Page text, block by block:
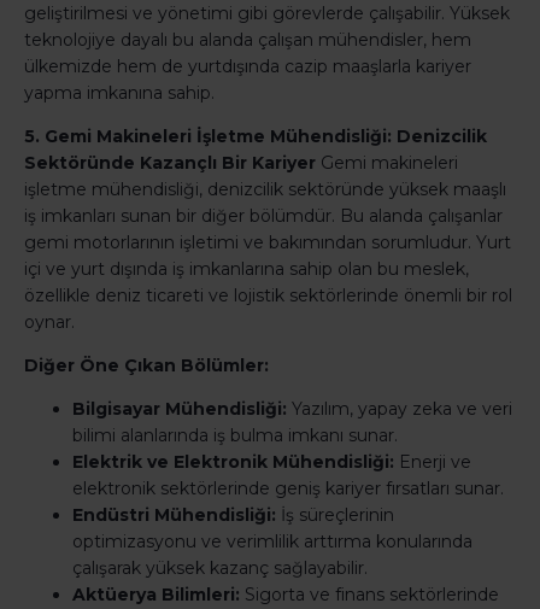
geliştirilmesi ve yönetimi gibi görevlerde çalışabilir. Yüksek
teknolojiye dayalı bu alanda çalışan mühendisler, hem
ülkemizde hem de yurtdışında cazip maaşlarla kariyer
yapma imkanına sahip.
5. Gemi Makineleri İşletme Mühendisliği: Denizcilik
Sektöründe Kazançlı Bir Kariyer Gemi makineleri
işletme mühendisliği, denizcilik sektöründe yüksek maaşlı
iş imkanları sunan bir diğer bölümdür. Bu alanda çalışanlar
gemi motorlarının işletimi ve bakımından sorumludur. Yurt
içi ve yurt dışında iş imkanlarına sahip olan bu meslek,
özellikle deniz ticareti ve lojistik sektörlerinde önemli bir rol
oynar.
Diğer Öne Çıkan Bölümler:
Bilgisayar Mühendisliği: Yazılım, yapay zeka ve veri
bilimi alanlarında iş bulma imkanı sunar.
Elektrik ve Elektronik Mühendisliği: Enerji ve
elektronik sektörlerinde geniş kariyer fırsatları sunar.
Endüstri Mühendisliği: İş süreçlerinin
optimizasyonu ve verimlilik arttırma konularında
çalışarak yüksek kazanç sağlayabilir.
Aktüerya Bilimleri: Sigorta ve finans sektörlerinde